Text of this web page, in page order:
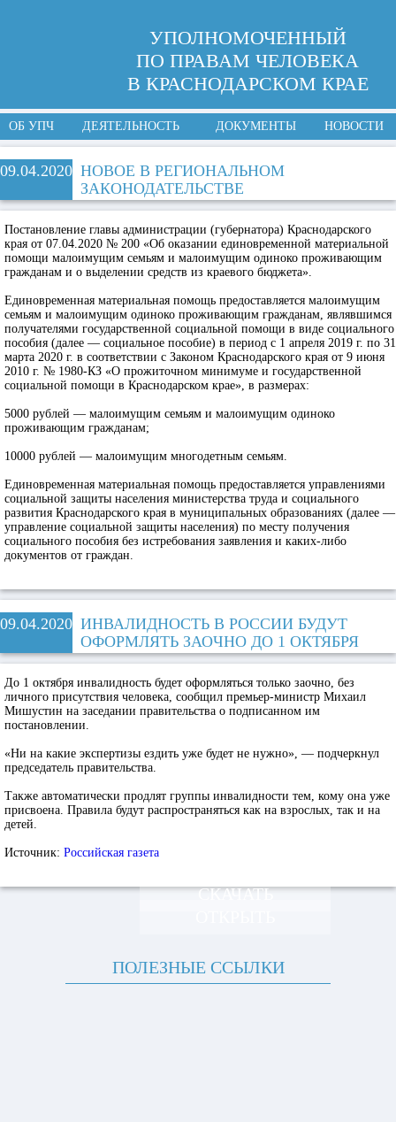
УПОЛНОМОЧЕННЫЙ
ПО ПРАВАМ ЧЕЛОВЕКА
В КРАСНОДАРСКОМ КРАЕ
ОБ УПЧ ДЕЯТЕЛЬНОСТЬ ДОКУМЕНТЫ НОВОСТИ
09.04.2020 НОВОЕ В РЕГИОНАЛЬНОМ
ЗАКОНОДАТЕЛЬСТВЕ
Постановление главы администрации (губернатора) Краснодарского
края от 07.04.2020 № 200 «Об оказании единовременной материальной
помощи малоимущим семьям и малоимущим одиноко проживающим
гражданам и о выделении средств из краевого бюджета».
Единовременная материальная помощь предоставляется малоимущим
семьям и малоимущим одиноко проживающим гражданам, являвшимся
получателями государственной социальной помощи в виде социального
пособия (далее — социальное пособие) в период с 1 апреля 2019 г. по 31
марта 2020 г. в соответствии с Законом Краснодарского края от 9 июня
2010 г. № 1980-КЗ «О прожиточном минимуме и государственной
социальной помощи в Краснодарском крае», в размерах:
5000 рублей — малоимущим семьям и малоимущим одиноко
проживающим гражданам;
10000 рублей — малоимущим многодетным семьям.
Единовременная материальная помощь предоставляется управлениями
социальной защиты населения министерства труда и социального
развития Краснодарского края в муниципальных образованиях (далее —
управление социальной защиты населения) по месту получения
социального пособия без истребования заявления и каких-либо
документов от граждан.
09.04.2020 ИНВАЛИДНОСТЬ В РОССИИ БУДУТ
ОФОРМЛЯТЬ ЗАОЧНО ДО 1 ОКТЯБРЯ
До 1 октября инвалидность будет оформляться только заочно, без
личного присутствия человека, сообщил премьер-министр Михаил
Мишустин на заседании правительства о подписанном им
постановлении.
«Ни на какие экспертизы ездить уже будет не нужно», — подчеркнул
председатель правительства.
Также автоматически продлят группы инвалидности тем, кому она уже
присвоена. Правила будут распространяться как на взрослых, так и на
детей.
Источник: Российская газета
СКАЧАТЬ
ПОЛЕЗНЫЕ ССЫЛКИ